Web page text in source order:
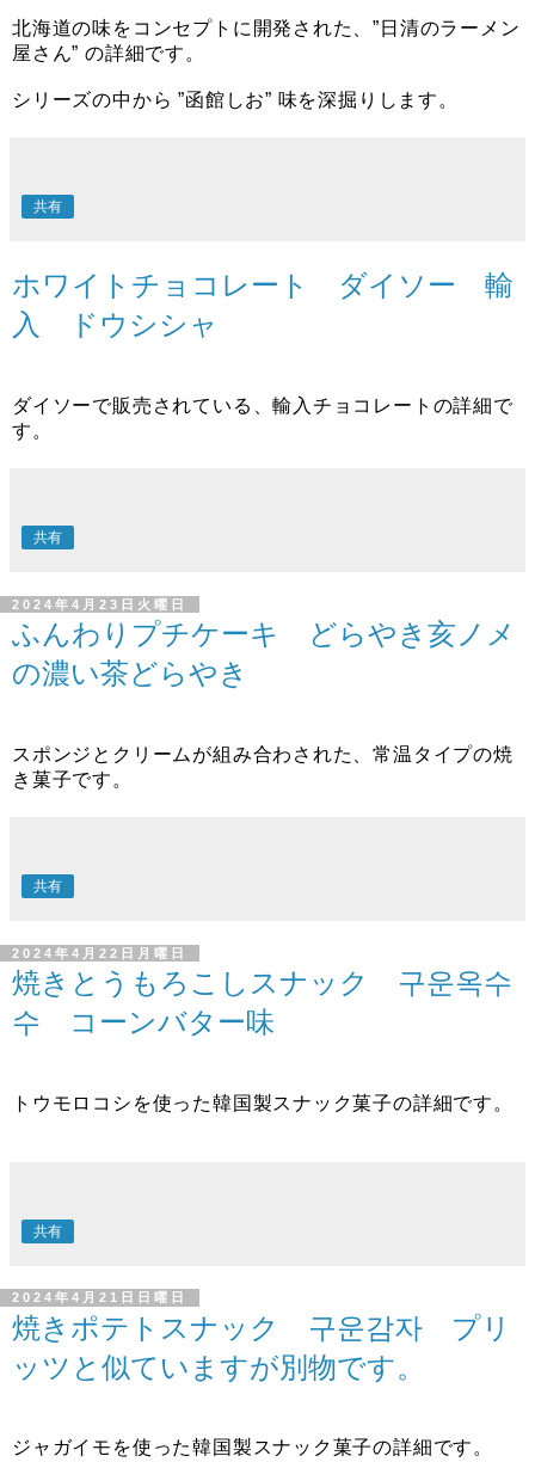
北海道の味をコンセプトに開発された、”日清のラーメン
屋さん” の詳細です。
シリーズの中から ”函館しお” 味を深掘りします。
共有
ホワイトチョコレート ダイソー 輸
入 ドウシシャ
ダイソーで販売されている、輸入チョコレートの詳細で
す。
共有
2024年4月23日火曜日
ふんわりプチケーキ どらやき亥ノメ
の濃い茶どらやき
スポンジとクリームが組み合わされた、常温タイプの焼
き菓子です。
共有
2024年4月22日月曜日
焼きとうもろこしスナック 구운옥수
수 コーンバター味
トウモロコシを使った韓国製スナック菓子の詳細です。
共有
2024年4月21日日曜日
焼きポテトスナック 구운감자 プリ
ッツと似ていますが別物です。
ジャガイモを使った韓国製スナック菓子の詳細です。